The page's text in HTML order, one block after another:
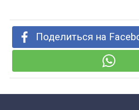
Поделиться на